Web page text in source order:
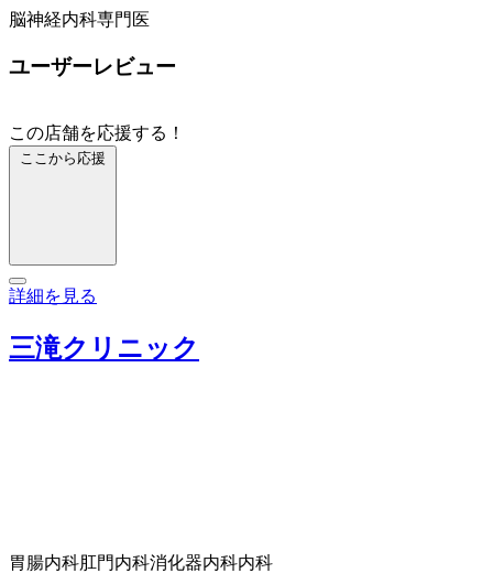
脳神経内科専門医
ユーザーレビュー
この店舗を応援する！
ここから応援
詳細を見る
三滝クリニック
胃腸内科肛門内科消化器内科内科